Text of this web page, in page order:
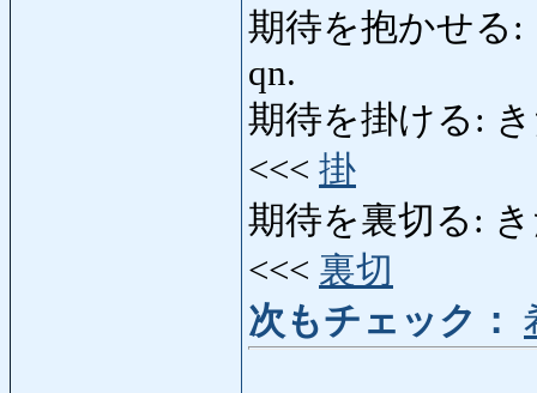
期待を抱かせる:
qn.
期待を掛ける: き
<<< 掛
期待を裏切る: き
<<< 裏切
次もチェック：